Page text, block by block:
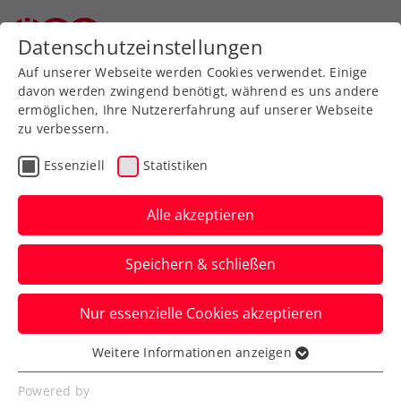
Zum Turnierkalender
STV - Sparkasse Kids- und
Jugend Cup - Neumarkt -
KAT 2
11.08.2021
Datenschutzeinstellungen
Auf unserer Webseite werden Cookies verwendet. Einige
davon werden zwingend benötigt, während es uns andere
ermöglichen, Ihre Nutzererfahrung auf unserer Webseite
zu verbessern.
Essenziell Statistiken
Alle akzeptieren
Speichern & schließen
Nur essenzielle Cookies akzeptieren
Essenziell
Essenzielle Cookies werden für grundlegende
Weitere Informationen anzeigen
Powered by